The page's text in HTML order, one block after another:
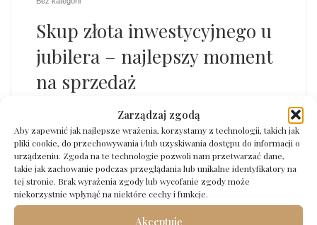
Zarządzaj zgodą
Aby zapewnić jak najlepsze wrażenia, korzystamy z technologii, takich jak
pliki cookie, do przechowywania i/lub uzyskiwania dostępu do informacji o
urządzeniu. Zgoda na te technologie pozwoli nam przetwarzać dane,
takie jak zachowanie podczas przeglądania lub unikalne identyfikatory na
tej stronie. Brak wyrażenia zgody lub wycofanie zgody może
niekorzystnie wpłynąć na niektóre cechy i funkcje.
Akceptuję
Skup złota inwestycyjnego u
jubilera – najlepszy moment
na sprzedaż
Inwestycja w złoto jest długim procesem, którego
efekty można ujrzeć dopiero po czasie, jednak prędzej czy
później każdy inwestor, który zdążył już zgromadzić
pewien kapitał, będzie mógł go spieniężyć na określoną
kwotę. Istnieje mnóstwo skupów, w których można
sprzedać monety czy sztabki i otrzymać za nie stosowną
sumę, jednak istotne […]